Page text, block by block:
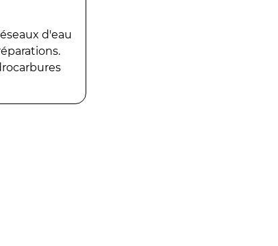
d'eau